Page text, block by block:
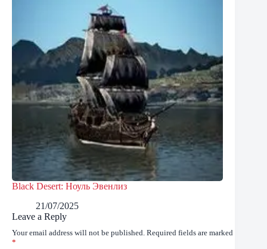
Black Desert: Ноуль Эвенлиз
21/07/2025
Leave a Reply
Your email address will not be published. Required fields are marked
*